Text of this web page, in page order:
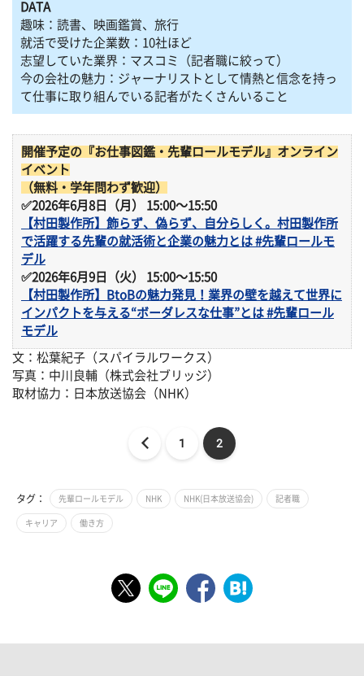
DATA
趣味：読書、映画鑑賞、旅行
就活で受けた企業数：10社ほど
志望していた業界：マスコミ（記者職に絞って）
今の会社の魅力：ジャーナリストとして情熱と信念を持っ
て仕事に取り組んでいる記者がたくさんいること
開催予定の『お仕事図鑑・先輩ロールモデル』オンライン
イベント
（無料・学年問わず歓迎）
✅2026年6月8日（月） 15:00～15:50
【村田製作所】飾らず、偽らず、自分らしく。村田製作所
で活躍する先輩の就活術と企業の魅力とは #先輩ロールモ
デル
✅2026年6月9日（火） 15:00～15:50
【村田製作所】BtoBの魅力発見！業界の壁を越えて世界に
インパクトを与える“ボーダレスな仕事”とは #先輩ロール
モデル
文：松葉紀子（スパイラルワークス）
写真：中川良輔（株式会社ブリッジ）
取材協力：日本放送協会（NHK）
1 2
タグ： 先輩ロールモデル NHK NHK(日本放送協会) 記者職
キャリア 働き方